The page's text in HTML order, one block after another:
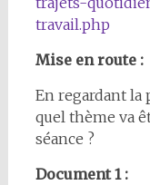
travail.php
Mise en route :
En regardant la
quel thème va
séance ?
Document 1 :